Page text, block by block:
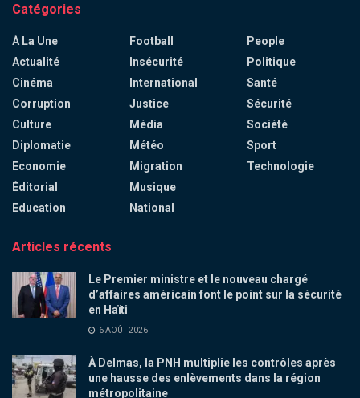
Catégories
À La Une
Actualité
Cinéma
Corruption
Culture
Diplomatie
Economie
Éditorial
Education
Football
Insécurité
International
Justice
Média
Météo
Migration
Musique
National
People
Politique
Santé
Sécurité
Société
Sport
Technologie
Articles récents
Le Premier ministre et le nouveau chargé
d’affaires américain font le point sur la sécurité
en Haïti
6 AOÛT 2026
À Delmas, la PNH multiplie les contrôles après
une hausse des enlèvements dans la région
métropolitaine